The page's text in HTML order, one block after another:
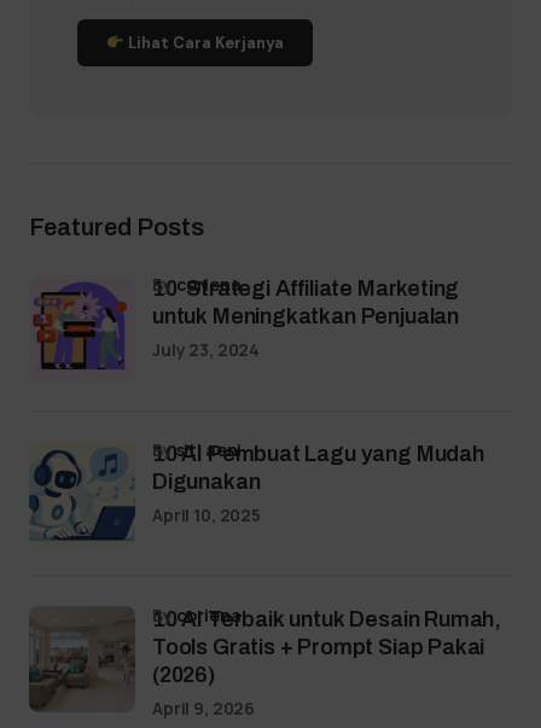
Lihat Cara Kerjanya
Featured Posts
10 Strategi Affiliate Marketing
untuk Meningkatkan Penjualan
bycoriena
July 23, 2024
10 AI Pembuat Lagu yang Mudah
Digunakan
bysiti aeni
April 10, 2025
10 AI Terbaik untuk Desain Rumah,
Tools Gratis + Prompt Siap Pakai
(2026)
bycoriena
April 9, 2026